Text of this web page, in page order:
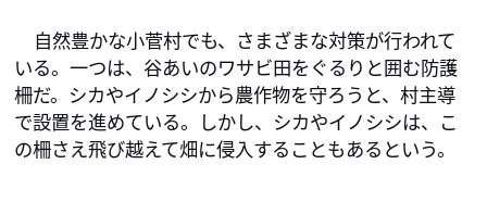
自然豊かな小菅村でも、さまざまな対策が行われて
いる。一つは、谷あいのワサビ田をぐるりと囲む防護
柵だ。シカやイノシシから農作物を守ろうと、村主導
で設置を進めている。しかし、シカやイノシシは、こ
の柵さえ飛び越えて畑に侵入することもあるという。